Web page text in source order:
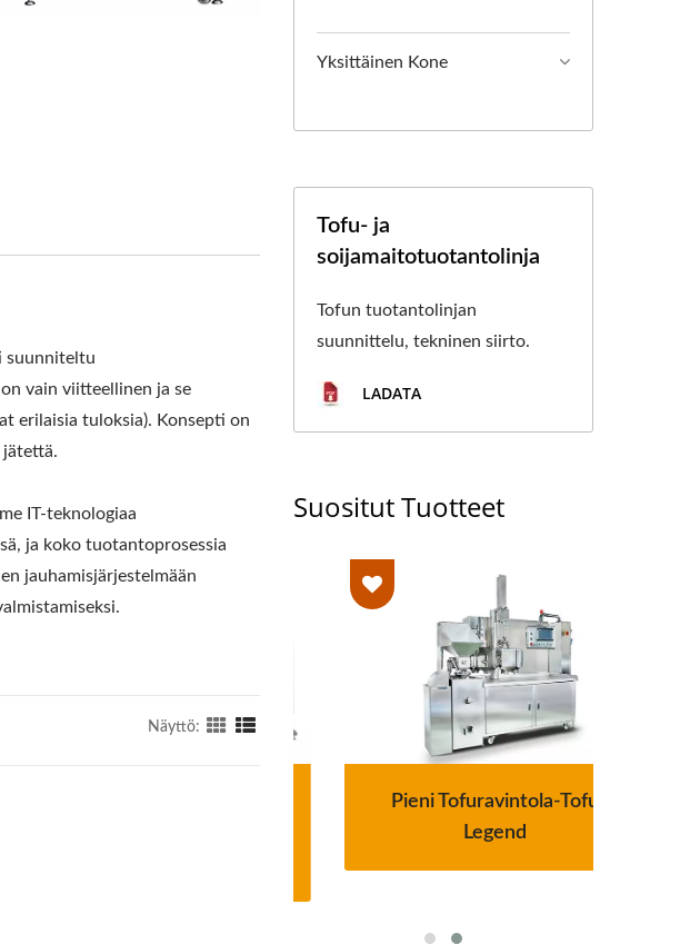
TOFU-KONE,
TOFUN VALMISTUS,
VALMISTUS, TOFUN
PROSESSI, TOFUN
TOFUN
TOFUN
TUOTANTOPROSESSI,
TOFUA JA SOIJAMAITOA
ENSISIJAINEN TAVOITE
suunniteltu
vain viitteellinen ja se
erilaisia tuloksia). Konsepti on
jätettä.
IT-teknologiaa
ja koko tuotantoprosessia
jauhamisjärjestelmään
Näyttö:
Yksittäinen Kone
Tofu- ja
soijamaitotuotantolinja
Tofun tuotantolinjan
suunnittelu, tekninen siirto.
LADATA
Suositut Tuotteet
Pieni Tofuravintola-Tofu
Legend